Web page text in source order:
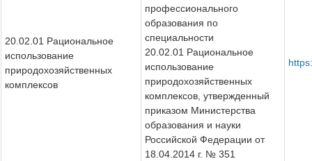
20.02.01 Рациональное
использование
природохозяйственных
комплексов
профессионального
образования по
специальности
20.02.01 Рациональное
использование
природохозяйственных
комплексов, утвержденный
приказом Министерства
образования и науки
Российской Федерации от
18.04.2014 г. № 351